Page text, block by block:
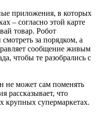
приложения, в которых
– согласно этой карте
товар. Робот
за порядком, а
сообщение живым
чтобы те разобрались с
не может сам поменять
рассказывает, что
крупных супермаркетах.